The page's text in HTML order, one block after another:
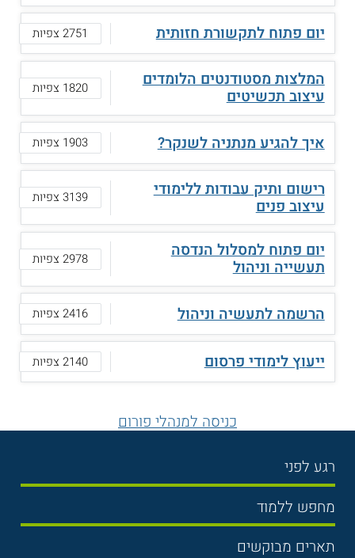
יום פתוח לתקשורת חזותית 2751 צפיות
המלצות מסטודנטים הלומדים
עיצוב תכשיטים 1820 צפיות
איך להגיע מנתניה לשנקר? 1903 צפיות
רישום ותיק עבודות ללימודי
עיצוב פנים 3139 צפיות
יום פתוח למסלול הנדסה
תעשייה וניהול 2978 צפיות
הרשמה לתעשיה וניהול 2416 צפיות
ייעוץ לימודי פרסום 2140 צפיות
כניסה למנהלי פורום
רגע לפני
בחירת לימודים
תנאי קבלה
מחפש ללמוד
תואר ראשון
תארים מבוקשים